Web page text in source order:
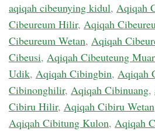
aqiqah cibeunying kidul, Aqiqah
Cibeureum Hilir, Aqiqah
Cibeureum Wetan, Aqiqah
Cibeusi, Aqiqah Cibeuteung
Udik, Aqiqah Cibingbin, Aqiqah
Cibinonghilir, Aqiqah Cibinuang,
Cibiru Hilir, Aqiqah Cibiru Wetan
Aqiqah Cibitung Kulon, Aqiqah